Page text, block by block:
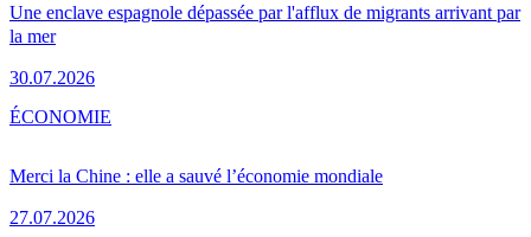
Une enclave espagnole dépassée par l'afflux de migrants arrivant par
la mer
30.07.2026
Merci la Chine : elle a sauvé l’économie mondiale
27.07.2026
ÉCONOMIE